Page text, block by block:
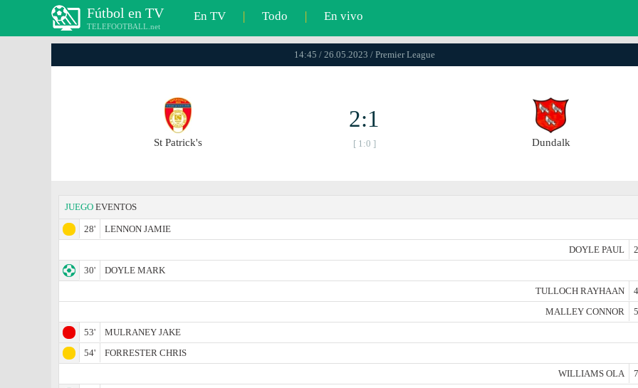
Fútbol en TV
TELEFOOTBALL.net
En TV | Todo | En vivo
14:45 / 26.05.2023 / Premier League
St Patrick's
2:1
[ 1:0 ] Dundalk
JUEGO EVENTOS
28'
LENNON JAMIE
DOYLE PAUL
30'
DOYLE MARK
TULLOCH RAYHAAN
MALLEY CONNOR
53'
MULRANEY JAKE
54'
FORRESTER CHRIS
WILLIAMS OLA